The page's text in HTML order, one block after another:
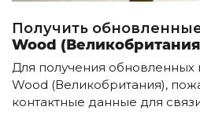
Стулья
Столы и столики
Мягкая мебель
Кровати и матрасы
Комоды и тумбы
Получить
Wood
Для получения обновленных
Wood (Великобритания),
контактные данные для